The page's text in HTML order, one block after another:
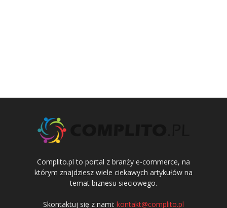
Complito.pl to portal z branży e-commerce, na
którym znajdziesz wiele ciekawych artykułów na
temat biznesu sieciowego.
Skontaktuj się z nami: kontakt@complito.pl